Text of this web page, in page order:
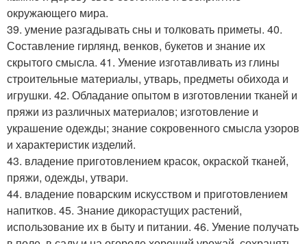
окружающего мира.
39. умение разгадывать сны и толковать приметы. 40.
Составление гирлянд, венков, букетов и знание их
скрытого смысла. 41. Умение изготавливать из глины
строительные материалы, утварь, предметы обихода и
игрушки. 42. Обладание опытом в изготовлении тканей и
пряжи из различных материалов; изготовление и
украшение одежды; знание сокровенного смысла узоров
и характеристик изделий.
43. владение приготовлением красок, окраской тканей,
пряжи, одежды, утвари.
44. владение поварским искусством и приготовлением
напитков. 45. Знание дикорастущих растений,
использование их в быту и питании. 46. Умение получать